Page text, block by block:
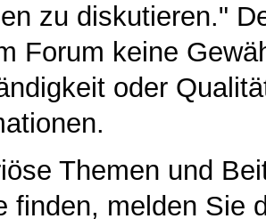
zu diskutieren."
Forum keine
oder
Themen und
finden, melden Sie